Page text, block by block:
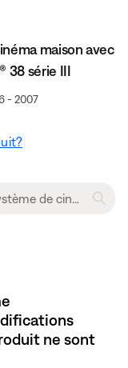
maison avec
38 série III
- 2007
ne sont